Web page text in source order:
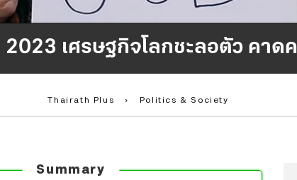
2023 เศรษฐกิจโลกชะลอตัว คา
Thairath Plus › Politics & Society
Summary